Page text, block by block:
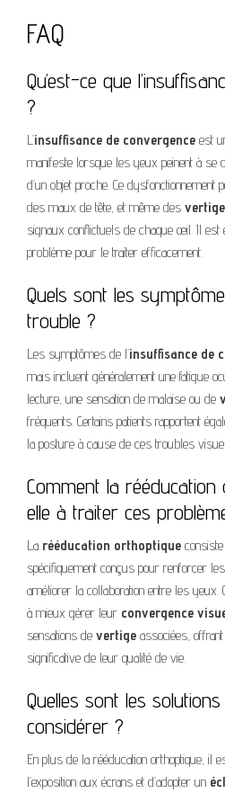
FAQ
Qu’est-ce que
?
L’insuffisance de convergence est
manifeste lorsque les yeux peinent à se
d’un objet proche. Ce dysfonctionnement
des maux de tête, et même des
signaux conflictuels de chaque œil. Il est
problème pour le traiter efficacement.
Quels sont les
trouble ?
Les symptômes de l’insuffisance de
mais incluent généralement une fatigue
lecture, une sensation de malaise ou de
fréquents. Certains patients rapportent
la posture à cause de ces troubles
Comment la
elle à traiter ces
La rééducation orthoptique
spécifiquement conçus pour renforcer
améliorer la collaboration entre les yeux.
à mieux gérer leur convergence
sensations de vertige associées,
significative de leur qualité de vie.
Quelles sont les
considérer ?
En plus de la rééducation orthoptique, il
l’exposition aux écrans et d’adopter un